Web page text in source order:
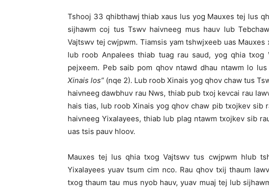
Tshooj 33 qhibthawj thiab xaus lus yog Mauxes tej lus
sijhawm coj tus Tswv haivneeg mus hauv lub
Vajtswv tej cwjpwm. Tiamsis yam tshwjxeeb uas
lub roob Anpalees thiab tuag rau saud, yog qhia
pejxeem. Peb saib pom qhov ntawd dhau ntawm lo lus
Xinais los” (nqe 2). Lub roob Xinais yog qhov chaw tus
haivneeg dawbhuv rau Nws, thiab pub txoj kevcai rau
hais tias, lub roob Xinais yog qhov chaw pib txojkev sib
haivneeg Yixalayees, thiab lub plag ntawm txojkev sib
uas tsis pauv hloov.
Mauxes tej lus qhia txog Vajtswv tus cwjpwm hlub
Yixalayees yuav tsum cim nco. Rau qhov txij thaum
txog thaum tau mus nyob hauv, yuav muaj tej lub